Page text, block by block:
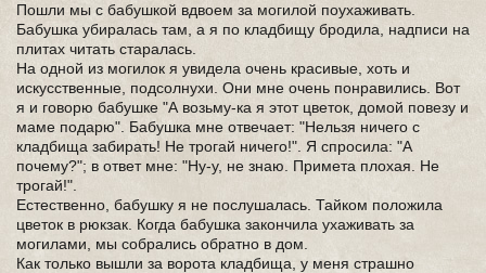
Пошли мы с бабушкой вдвоем за могилой поухаживать.
Бабушка убиралась там, а я по кладбищу бродила, надписи на
плитах читать старалась.
На одной из могилок я увидела очень красивые, хоть и
искусственные, подсолнухи. Они мне очень понравились. Вот
я и говорю бабушке "А возьму-ка я этот цветок, домой повезу и
маме подарю". Бабушка мне отвечает: "Нельзя ничего с
кладбища забирать! Не трогай ничего!". Я спросила: "А
почему?"; в ответ мне: "Ну-у, не знаю. Примета плохая. Не
трогай!".
Естественно, бабушку я не послушалась. Тайком положила
цветок в рюкзак. Когда бабушка закончила ухаживать за
могилами, мы собрались обратно в дом.
Как только вышли за ворота кладбища, у меня страшно